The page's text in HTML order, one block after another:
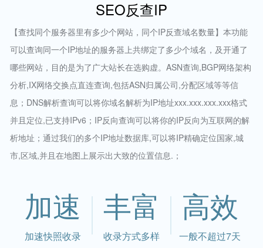
SEO反查IP
【查找同个服务器里有多少个网站，同个IP反查域名数量】本功能
可以查询同一个IP地址的服务器上共绑定了多少个域名，及开通了
哪些网站，目的是为了广大站长在选购虚。ASN查询,BGP网络架构
分析,IX网络交换点直连查询,包括ASN归属公司,分配区域等等信
息；DNS解析查询可以将你域名解析为IP地址xxx.xxx.xxx.xxx格式
并且定位,已支持IPv6；IP反向查询可以将你的IP反向为互联网的解
析地址；通过我们的多个IP地址数据库,可以将IP精确定位国家,城
市,区域,并且在地图上展示出大致的位置信息.；
加速
加速快照收录
丰富
收录方式多样
高效
一般不超过7天